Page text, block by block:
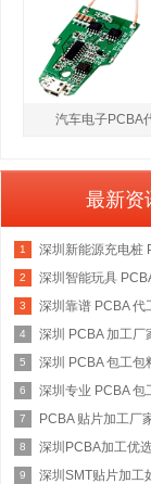
汽车电子PCBA
最新资
1
2
3
4
5 深圳 PCBA 包工包
6
7
8
9 深圳SMT贴片加工